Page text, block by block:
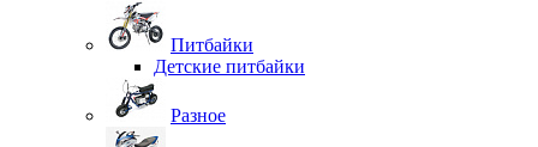
Питбайки
Детские питбайки
Разное